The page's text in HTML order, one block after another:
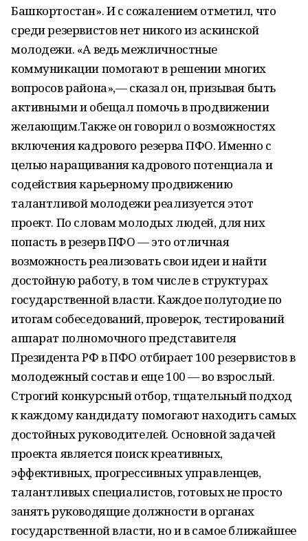
Башкортостан». И с сожалением отметил, что
среди резервистов нет никого из аскинской
молодежи. «А ведь межличностные
коммуникации помогают в решении многих
вопросов района»,— сказал он, призывая быть
активными и обещал помочь в продвижении
желающим.Также он говорил о возможностях
включения кадрового резерва ПФО. Именно с
целью наращивания кадрового потенциала и
содействия карьерному продвижению
талантливой молодежи реализуется этот
проект. По словам молодых людей, для них
попасть в резерв ПФО — это отличная
возможность реализовать свои идеи и найти
достойную работу, в том числе в структурах
государственной власти. Каждое полугодие по
итогам собеседований, проверок, тестирований
аппарат полномочного представителя
Президента РФ в ПФО отбирает 100 резервистов в
молодежный состав и еще 100 — во взрослый.
Строгий конкурсный отбор, тщательный подход
к каждому кандидату помогают находить самых
достойных руководителей. Основной задачей
проекта является поиск креативных,
эффективных, прогрессивных управленцев,
талантливых специалистов, готовых не просто
занять руководящие должности в органах
государственной власти, но и в самое ближайшее